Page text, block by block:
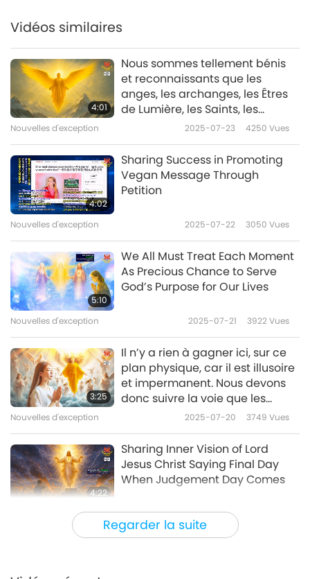
7
31:30
Nouvelles d'exception 2019-04-07 4774 Vues
8
40:52
Nouvelles d'exception
Nouvelles d'exception 2019-04-08 4744 Vues
26:30
Nouvelles d'exception 2019-04-09 4769
10
32:24
Nouvelles d'exception
Nouvelles d'exception 2019-04-10 5668 Vues
11
32:37
Nouvelles d'exception
Nouvelles d'exception 2019-04-11 4830
34:05
Nouvelles d'exception
Regarder la suite
Vidéos similaires
4:01
Nous sommes tellement bénis
et reconnaissants que les
anges, les archanges, les Êtres
de Lumière, les Saints, les
Maîtres éclairés, les Bouddhas
ensemble pour aider la Terre et
tous les êtres qui y vivent.
Nouvelles d'exception 2025-07-23 4250 Vues
4:02
Sharing Success in Promoting
Vegan Message Through
Petition
Nouvelles d'exception 2025-07-22 3050 Vues
5:10
We All Must Treat Each Moment
As Precious Chance to Serve
God’s Purpose for Our Lives
Nouvelles d'exception 2025-07-21 3922Vues
3:25
Il n’y a rien à gagner ici, sur ce
plan physique, car il est illusoire
et impermanent. Nous devons
donc suivre la voie que les
Bouddhas nous ont enseignée.
Nouvelles d'exception 2025-07-20 3749 Vues
4:22
Sharing Inner Vision of Lord
Jesus Christ Saying Final Day
When Judgement Day Comes
Nouvelles d'exception 2025-07-19